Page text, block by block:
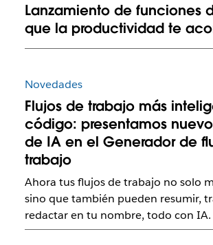
Lanzamiento de funciones
que la productividad te
Novedades
Flujos de trabajo más
código: presentamos
de IA en el Generador de
trabajo
Ahora tus flujos de trabajo no solo
sino que también pueden resumir,
redactar en tu nombre, todo con IA.